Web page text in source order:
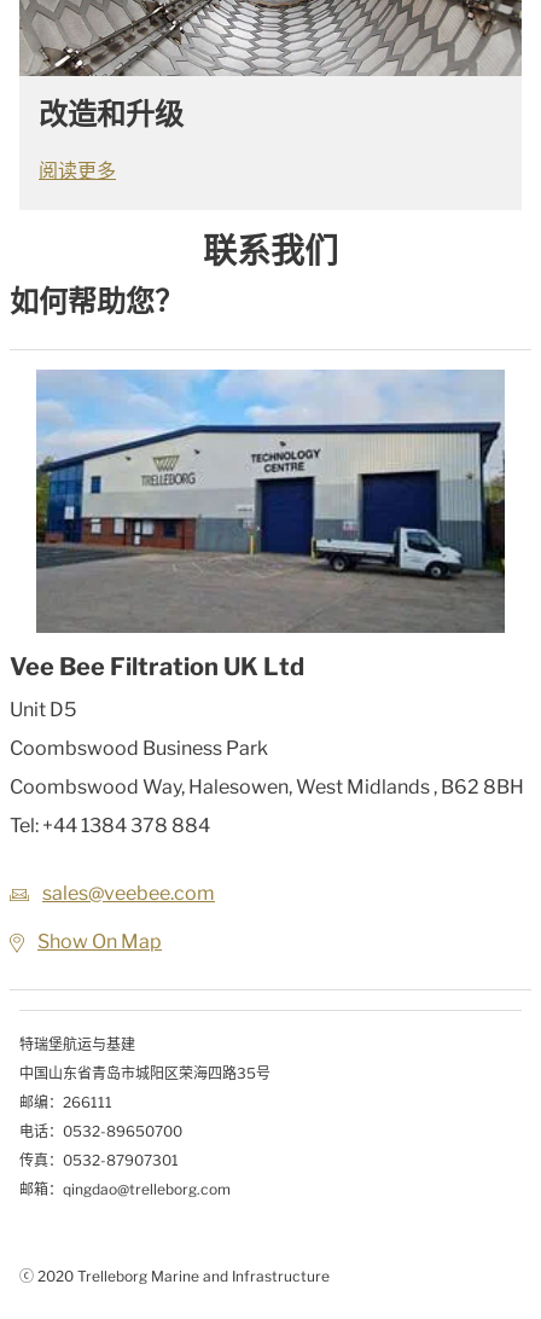
改造和升级
阅读更多
联系我们
如何帮助您？
Vee Bee Filtration UK Ltd
Unit D5
Coombswood Business Park
Coombswood Way, Halesowen, West Midlands , B62 8BH
Tel: +44 1384 378 884
sales@veebee.com
Show On Map
特瑞堡航运与基建
中国山东省青岛市城阳区荣海四路35号
邮编：266111
电话：0532-89650700
传真：0532-87907301
邮箱：qingdao@trelleborg.com
ⓒ 2020 Trelleborg Marine and Infrastructure